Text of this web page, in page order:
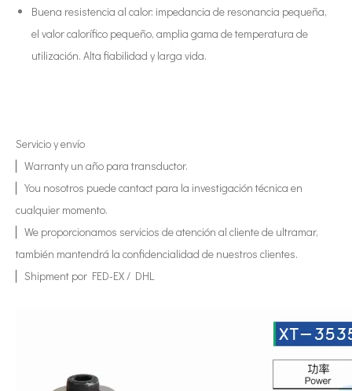
Actualmente, la investigación sobre la extracción de antioxidantes
Buena resistencia al calor: impedancia de resonancia pequeña,
el valor calorífico pequeño, amplia gama de temperatura de
utilización. Alta fiabilidad y larga vida.
Servicio y envío
▏Warranty un año para transductor.
▏You nosotros puede cantact para la investigación técnica en
cualquier momento.
▏We proporcionamos servicios de atención al cliente de ultramar,
también mantendrá la confidencialidad de nuestros clientes.
▏Shipment por FED-EX / DHL